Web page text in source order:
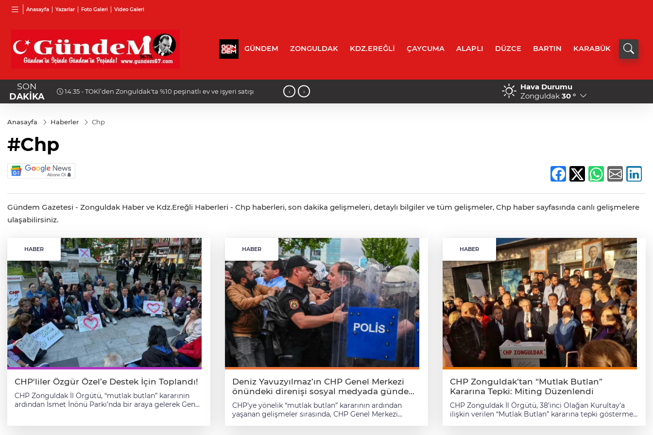
Anasayfa Yazarlar Foto Galeri Video Galeri
GÜNDEM ZONGULDAK KDZ.EREĞLİ ÇAYCUMA ALAPLI DÜZCE BARTIN KARABÜK
SON
DAKİKA
14:15 - Kozlu'da acı olay: Evinde ölü bulundu! 13:55 - Zonguldak’ta
‹ ›
Hava Durumu
Zonguldak 30 °
Anasayfa Haberler Chp
#Chp
Gündem Gazetesi - Zonguldak Haber ve Kdz.Ereğli Haberleri - Chp haberleri, son dakika gelişmeleri, detaylı bilgiler ve tüm gelişmeler, Chp haber sayfasında canlı gelişmelere
ulaşabilirsiniz.
HABER
CHP'liler Özgür Özel’e Destek İçin Toplandı!
CHP Zonguldak İl Örgütü, “mutlak butlan” kararının
ardından İsmet İnönü Parkı’nda bir araya gelerek Genel
HABER
Deniz Yavuzyılmaz’ın CHP Genel Merkezi
önündeki direnişi sosyal medyada gündem
oldu!
CHP’ye yönelik “mutlak butlan” kararının ardından
yaşanan gelişmeler sırasında, CHP Genel Merkezi
HABER
CHP Zonguldak’tan “Mutlak Butlan”
Kararına Tepki: Miting Düzenlendi
CHP Zonguldak İl Örgütü, 38’inci Olağan Kurultay’a
ilişkin verilen “Mutlak Butlan” kararına tepki göstermek